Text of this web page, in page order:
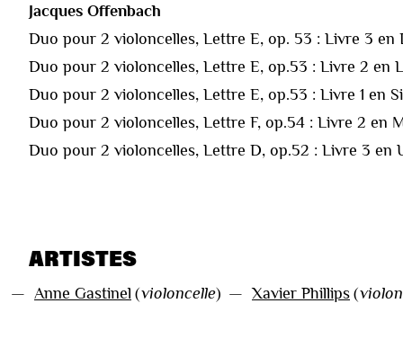
Jacques Offenbach
Duo pour 2 violoncelles, Lettre E, op. 53 : Livre 3 en
Duo pour 2 violoncelles, Lettre E, op.53 : Livre 2 en
Duo pour 2 violoncelles, Lettre E, op.53 : Livre 1 en
Duo pour 2 violoncelles, Lettre F, op.54 : Livre 2 en
Duo pour 2 violoncelles, Lettre D, op.52 : Livre 3 en
ARTISTES
— Anne Gastinel (violoncelle) —Xavier Phillips (